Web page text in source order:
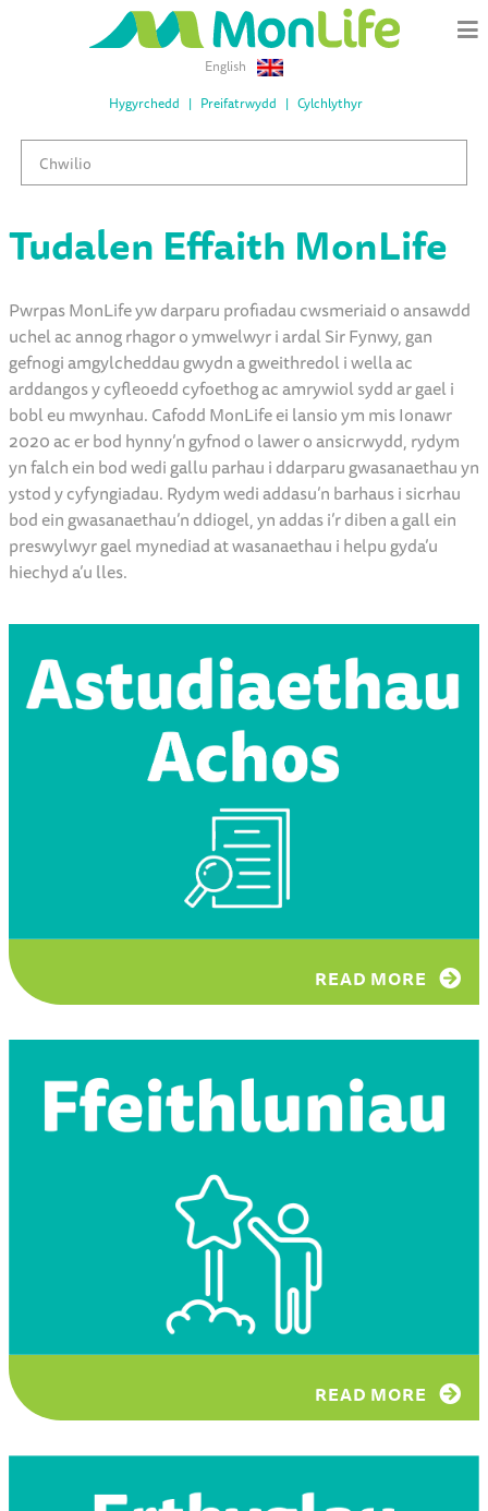
English
Hygyrchedd
Preifatrwydd Cylchlythyr
Tudalen Effaith MonLife
Pwrpas MonLife yw darparu profiadau cwsmeriaid o ansawdd
uchel ac annog rhagor o ymwelwyr i ardal Sir Fynwy, gan
gefnogi amgylcheddau gwydn a gweithredol i wella ac
arddangos y cyfleoedd cyfoethog ac amrywiol sydd ar gael i
bobl eu mwynhau. Cafodd MonLife ei lansio ym mis Ionawr
2020 ac er bod hynny’n gyfnod o lawer o ansicrwydd, rydym
yn falch ein bod wedi gallu parhau i ddarparu gwasanaethau yn
ystod y cyfyngiadau. Rydym wedi addasu’n barhaus i sicrhau
bod ein gwasanaethau’n ddiogel, yn addas i’r diben a gall ein
preswylwyr gael mynediad at wasanaethau i helpu gyda’u
hiechyd a’u lles.
READ MORE
READ MORE